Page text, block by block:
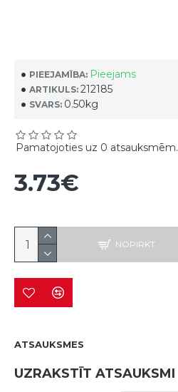
PIEEJAMĪBA: Pieejams
ARTIKULS: 212185
SVARS: 0.50kg
Pamatojoties uz 0 atsauksmēm.
3.73€
NOPIRKT
ATSAUKSMES
UZRAKSTĪT ATSAUKSMI